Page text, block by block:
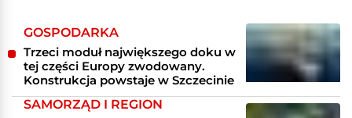
GOSPODARKA
Trzeci moduł największego doku w
tej części Europy zwodowany.
Konstrukcja powstaje w Szczecinie
SAMORZĄD I REGION